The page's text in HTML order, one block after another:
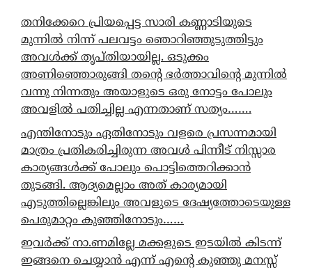
തനിക്കേറെ പ്രിയപ്പെട്ട സാരി കണ്ണാടിയുടെ
മുന്നിൽ നിന്ന് പലവട്ടം ഞൊറിഞ്ഞുടുത്തിട്ടും
അവൾക്ക് തൃപ്തിയായില്ല. ഒടുക്കം
അണിഞ്ഞൊരുങ്ങി തന്റെ ഭർത്താവിന്റെ മുന്നിൽ
വന്നു നിന്നതും അയാളുടെ ഒരു നോട്ടം പോലും
അവളിൽ പതിച്ചില്ല എന്നതാണ് സത്യം…….
എന്തിനോടും ഏതിനോടും വളരെ പ്രസന്നമായി
മാത്രം പ്രതികരിച്ചിരുന്ന അവൾ പിന്നീട് നിസ്സാര
കാര്യങ്ങൾക്ക് പോലും പൊട്ടിത്തെറിക്കാൻ
തുടങ്ങി. ആദ്യമെല്ലാം അത് കാര്യമായി
എടുത്തില്ലെങ്കിലും അവളുടെ ദേഷ്യത്തോടെയുള്ള
പെരുമാറ്റം കുഞ്ഞിനോടും……
ഇവർക്ക് നാ.ണമില്ലേ മക്കളുടെ ഇടയിൽ കിടന്ന്
ഇങ്ങനെ ചെയ്യാൻ എന്ന് എന്റെ കുഞ്ഞു മനസ്സ്